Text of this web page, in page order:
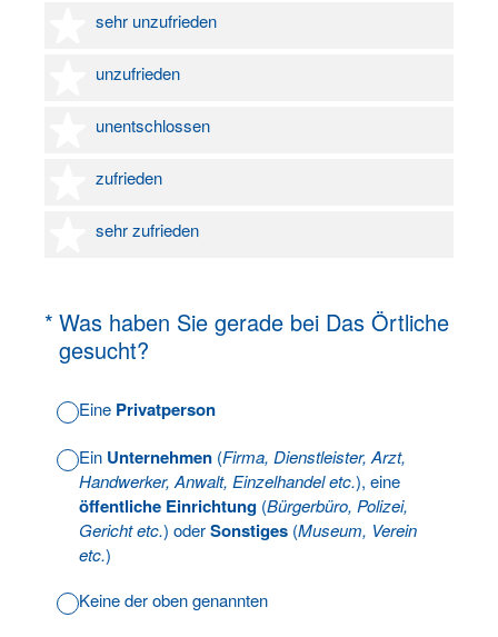
sehr unzufrieden
1 Stern
unzufrieden
2 Sterne
unentschlossen
3 Sterne
zufrieden
4 Sterne
sehr zufrieden
5 Sterne
* Was haben Sie gerade bei Das Örtliche
gesucht?
(Erforderlich.)
Eine Privatperson
Ein Unternehmen (Firma, Dienstleister, Arzt,
Handwerker, Anwalt, Einzelhandel etc.), eine
öffentliche Einrichtung (Bürgerbüro, Polizei,
Gericht etc.) oderSonstiges (Museum, Verein
etc.)
Keine der oben genannten